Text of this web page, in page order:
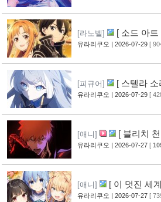
[라노벨]
[ 소드 아트
공개 [16]
유라리쿠오 | 2026-07-29 [
[피규어]
[ 스텔라
공개 [10]
유라리쿠오 | 2026-07-29 [
[애니]
[ 블리치
오프닝 영상 공개
[14]
유라리쿠오 | 2026-07-27 [
[애니]
[ 이 멋진 세
그림 공개
[14]
유라리쿠오 | 2026-07-27 [